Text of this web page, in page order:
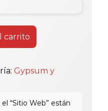
carrito
Gypsum y